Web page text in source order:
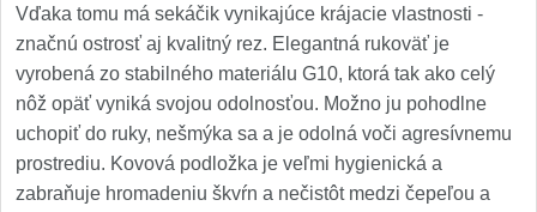
Vďaka tomu má sekáčik vynikajúce krájacie vlastnosti -
značnú ostrosť aj kvalitný rez. Elegantná rukoväť je
vyrobená zo stabilného materiálu G10, ktorá tak ako celý
nôž opäť vyniká svojou odolnosťou. Možno ju pohodlne
uchopiť do ruky, nešmýka sa a je odolná voči agresívnemu
prostrediu. Kovová podložka je veľmi hygienická a
zabraňuje hromadeniu škvŕn a nečistôt medzi čepeľou a